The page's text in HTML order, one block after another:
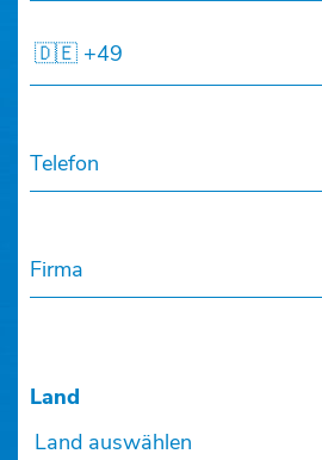
🇩🇪 +49
Telefon
Firma
Land
Land auswählen